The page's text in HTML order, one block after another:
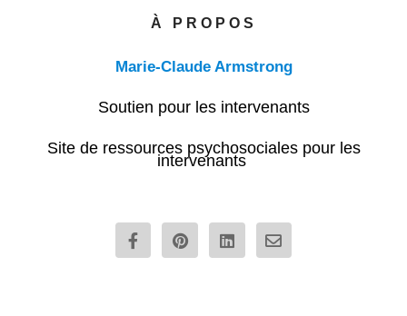
À PROPOS
Marie-Claude Armstrong
Soutien pour les intervenants
Site de ressources psychosociales pour les
intervenants
F
a
c
P
i
n
L
i
n
E
n
v